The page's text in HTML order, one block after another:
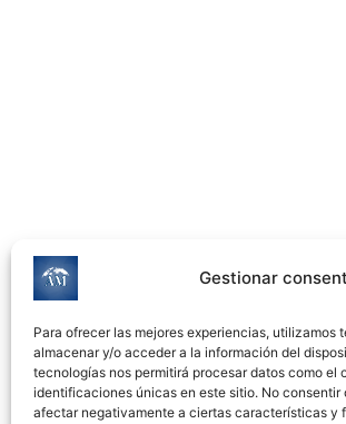
Gestionar
Para ofrecer las mejores experiencias, utilizamos
almacenar y/o acceder a la información del
tecnologías nos permitirá procesar datos como el
identificaciones únicas en este sitio. No
afectar negativamente a ciertas características y